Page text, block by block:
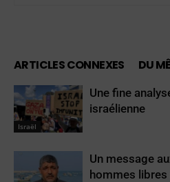
ARTICLES CONNEXES DU
Israël
Une fine
israélienne
Un message
hommes